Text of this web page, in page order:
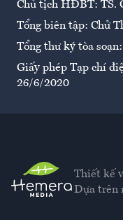
Chủ tịch HĐBT: TS.
Tổng biên tập: Chử
Tổng thư ký tòa
Giấy phép Tạp chí
26/6/2020
Thiết kế
Dựa trên